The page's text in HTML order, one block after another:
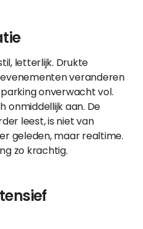
letterlijk. Drukte
veranderen
onverwacht vol.
onmiddellijk aan. De
leest, is niet van
geleden, maar realtime.
zo krachtig.